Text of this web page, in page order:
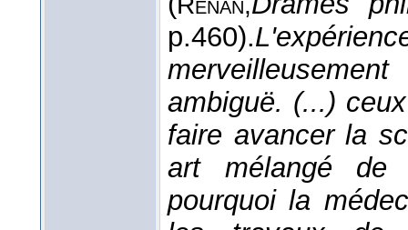
p.460).
ambiguë. (...)
faire avancer la
art mélangé de
pourquoi la